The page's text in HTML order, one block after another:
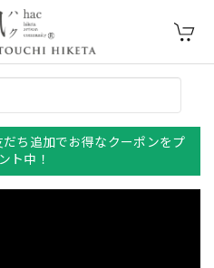
ち追加でお得なクーポンをプ
ト中！